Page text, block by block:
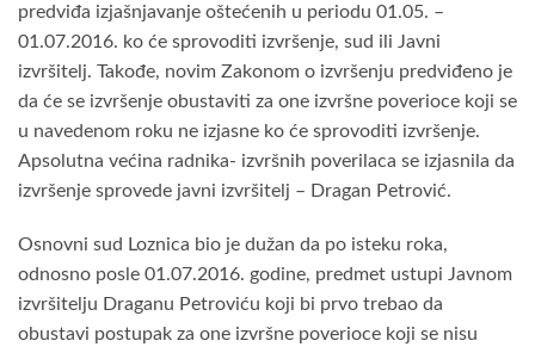
predviđa izjašnjavanje oštećenih u periodu 01.05. –
01.07.2016. ko će sprovoditi izvršenje, sud ili Javni
izvršitelj. Takođe, novim Zakonom o izvršenju predviđeno je
da će se izvršenje obustaviti za one izvršne poverioce koji se
u navedenom roku ne izjasne ko će sprovoditi izvršenje.
Apsolutna većina radnika- izvršnih poverilaca se izjasnila da
izvršenje sprovede javni izvršitelj – Dragan Petrović.
Osnovni sud Loznica bio je dužan da po isteku roka,
odnosno posle 01.07.2016. godine, predmet ustupi Javnom
izvršitelju Draganu Petroviću koji bi prvo trebao da
obustavi postupak za one izvršne poverioce koji se nisu